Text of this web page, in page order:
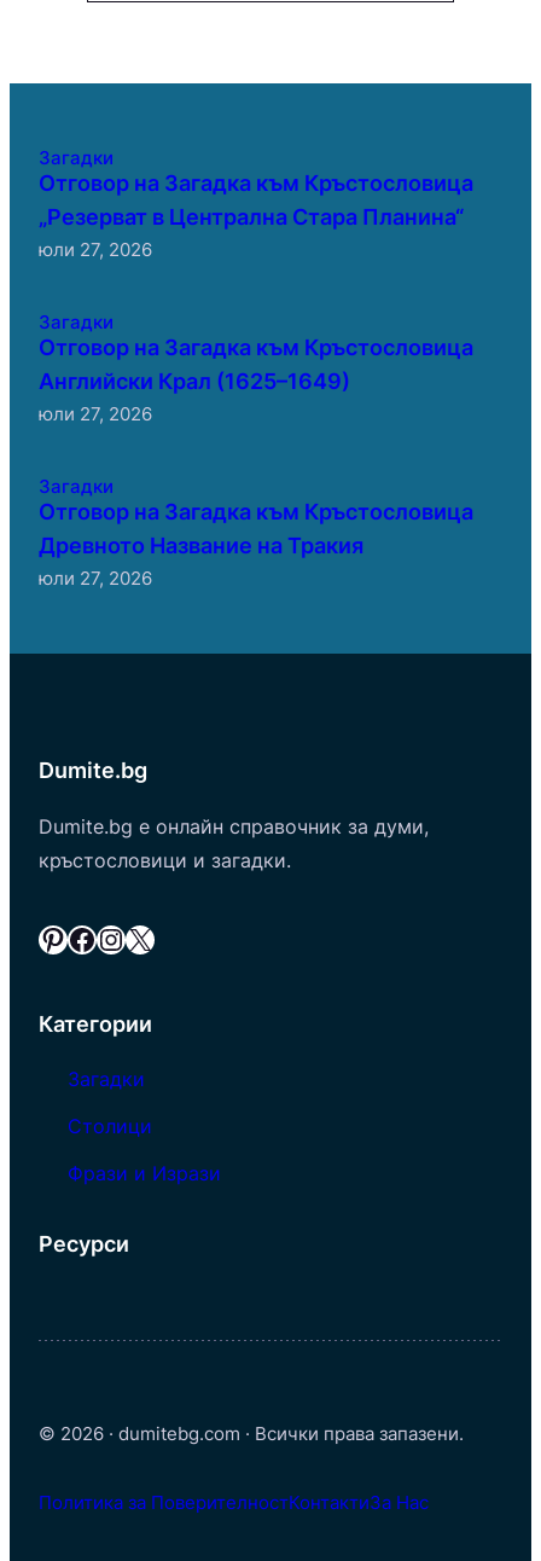
Загадки
Отговор на Загадка към Кръстословица
„Резерват в Централна Стара Планина“
юли 27, 2026
Загадки
Отговор на Загадка към Кръстословица
Английски Крал (1625–1649)
юли 27, 2026
Загадки
Отговор на Загадка към Кръстословица
Древното Название на Тракия
юли 27, 2026
Dumite.bg
Dumite.bg е онлайн справочник за думи,
кръстословици и загадки.
Pinterest Facebook InstagramX
Категории
Загадки
Столици
Фрази и Изрази
Ресурси
© 2026 · dumitebg.com · Всички права запазени.
Политика за ПоверителностКонтактиЗа Нас